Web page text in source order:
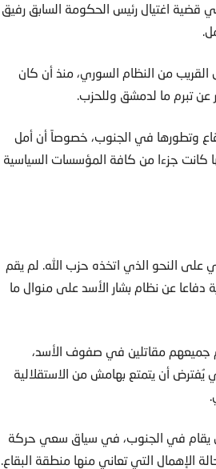
قضية اغتيال رئيس الحكومة السابق رفيق
القريب من النظام السوري، منذ أن كان
عن تبرم ما لدمشق وللحزب.
وتطورها في الجنوب، خصوصاً أن أمل
الحكومات المتعاقبة منذ اتفاق الطائف عام 1989 كما أنها كانت جزءا من كافة المؤسسات السياسية
النحو الذي اتخذه حزب الله. لم يقم
عن نظام بشار الأسد على منوال ما
جميعهم مقاتلين في صفوف الأسد،
يُفترض أن يتمتع بهامش من الاستقلالية
أن يقام في الجنوب، في سياق سعي حركة
الإهمال التي تعاني منها منطقة البقاع.